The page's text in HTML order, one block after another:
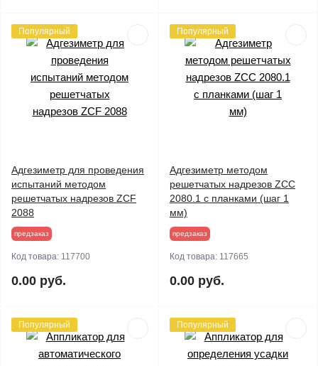
Популярный
Адгезиметр для проведения
испытаний методом
решетчатых надрезов ZCF
2088
предзаказ
Код товара: 117700
0.00 руб.
Популярный
Адгезиметр методом
решетчатых надрезов ZCC
2080.1 с планками (шаг 1
мм)
предзаказ
Код товара: 117665
0.00 руб.
Популярный Популярный